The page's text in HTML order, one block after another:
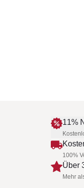
11%
100%
Über
Mehr